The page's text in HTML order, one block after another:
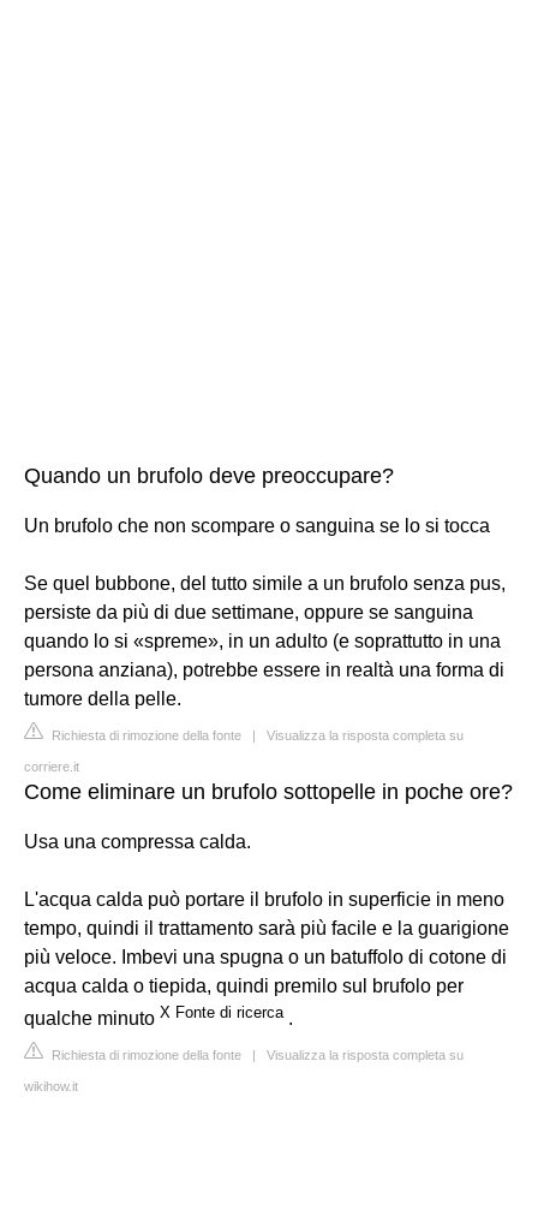
Quando un brufolo deve preoccupare?
Un brufolo che non scompare o sanguina se lo si tocca
Se quel bubbone, del tutto simile a un brufolo senza pus,
persiste da più di due settimane, oppure se sanguina
quando lo si «spreme», in un adulto (e soprattutto in una
persona anziana), potrebbe essere in realtà una forma di
tumore della pelle.
Richiesta di rimozione della fonte | Visualizza la risposta completa su
corriere.it
Come eliminare un brufolo sottopelle in poche ore?
Usa una compressa calda.
L'acqua calda può portare il brufolo in superficie in meno
tempo, quindi il trattamento sarà più facile e la guarigione
più veloce. Imbevi una spugna o un batuffolo di cotone di
acqua calda o tiepida, quindi premilo sul brufolo per
qualche minuto X Fonte di ricerca.
Richiesta di rimozione della fonte Visualizza la risposta completa su
wikihow.it